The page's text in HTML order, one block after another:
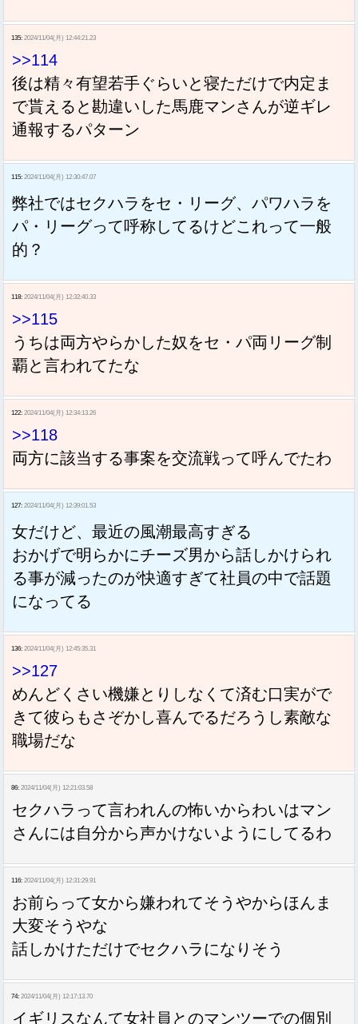
135: 2024/11/04(月) 12:44:21.23
>>114
後は精々有望若手ぐらいと寝ただけで内定ま
で貰えると勘違いした馬鹿マンさんが逆ギレ
通報するパターン
115: 2024/11/04(月) 12:30:47.07
弊社ではセクハラをセ・リーグ、パワハラを
パ・リーグって呼称してるけどこれって一般
的？
118: 2024/11/04(月) 12:32:40.33
>>115
うちは両方やらかした奴をセ・パ両リーグ制
覇と言われてたな
122: 2024/11/04(月) 12:34:13.26
>>118
両方に該当する事案を交流戦って呼んでたわ
127: 2024/11/04(月) 12:39:01.53
女だけど、最近の風潮最高すぎる
おかげで明らかにチーズ男から話しかけられ
る事が減ったのが快適すぎて社員の中で話題
になってる
136: 2024/11/04(月) 12:45:35.31
>>127
めんどくさい機嫌とりしなくて済む口実がで
きて彼らもさぞかし喜んでるだろうし素敵な
職場だな
86: 2024/11/04(月) 12:21:03.58
セクハラって言われんの怖いからわいはマン
さんには自分から声かけないようにしてるわ
116: 2024/11/04(月) 12:31:29.91
お前らって女から嫌われてそうやからほんま
大変そうやな
話しかけただけでセクハラになりそう
74: 2024/11/04(月) 12:17:13.70
イギリスなんて女社員とのマンツーでの個別